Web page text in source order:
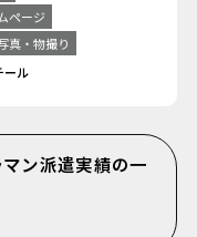
ページ
真・物撮り
ール
ン派遣実績の一